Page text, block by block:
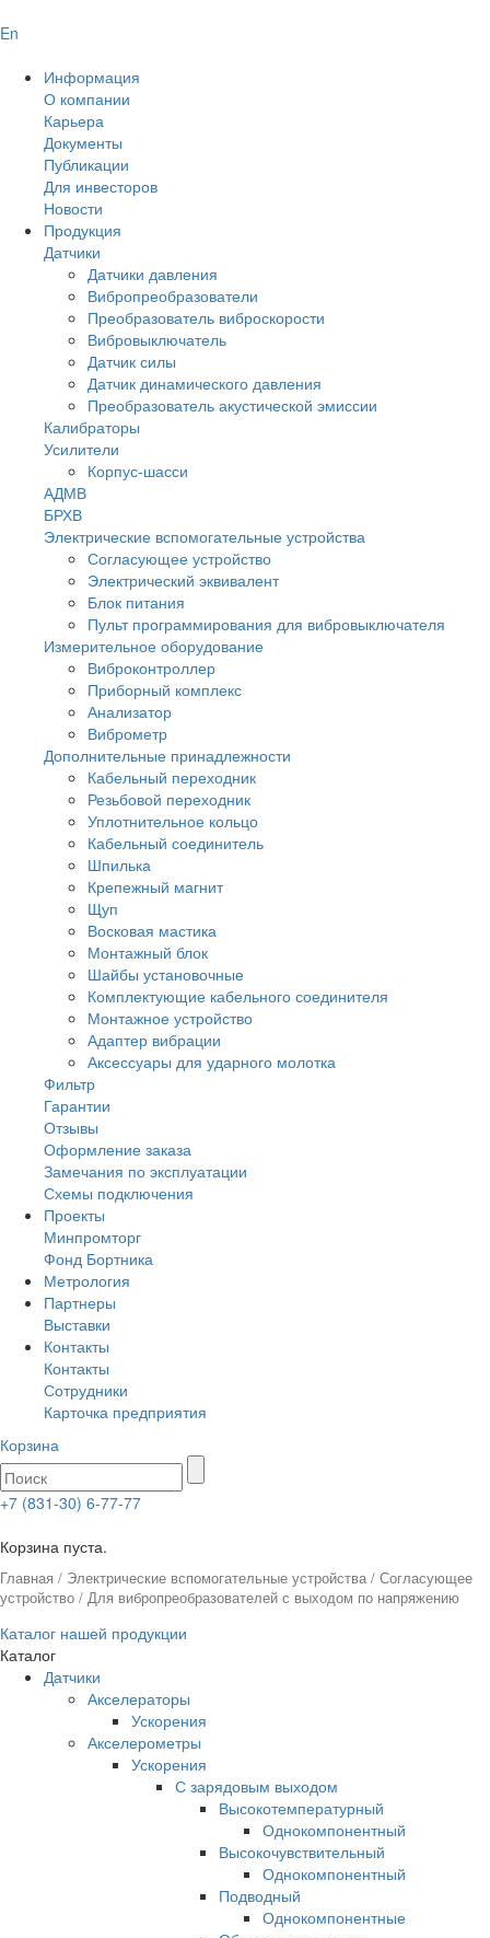
En
Информация
О компании
Карьера
Документы
Публикации
Для инвесторов
Новости
Продукция
Датчики
Датчики давления
Вибропреобразователи
Преобразователь виброскорости
Вибровыключатель
Датчик силы
Датчик динамического давления
Преобразователь акустической эмиссии
Калибраторы
Усилители
Корпус-шасси
АДМВ
БРХВ
Электрические вспомогательные устройства
Согласующее устройство
Электрический эквивалент
Блок питания
Пульт программирования для вибровыключателя
Измерительное оборудование
Виброконтроллер
Приборный комплекс
Анализатор
Виброметр
Дополнительные принадлежности
Кабельный переходник
Резьбовой переходник
Уплотнительное кольцо
Кабельный соединитель
Шпилька
Крепежный магнит
Щуп
Восковая мастика
Монтажный блок
Шайбы установочные
Комплектующие кабельного соединителя
Монтажное устройство
Адаптер вибрации
Аксессуары для ударного молотка
Фильтр
Гарантии
Отзывы
Оформление заказа
Замечания по эксплуатации
Схемы подключения
Проекты
Минпромторг
Фонд Бортника
Метрология
Партнеры
Выставки
Контакты
Контакты
Сотрудники
Карточка предприятия
Корзина
+7 (831-30) 6-77-77
Корзина пуста.
Главная / Электрические вспомогательные устройства / Согласующее
устройство / Для вибропреобразователей с выходом по напряжению
Каталог нашей продукции
Каталог
Датчики
Акселераторы
Ускорения
Акселерометры
Ускорения
С зарядовым выходом
Высокотемпературный
Однокомпонентный
Высокочувствительный
Однокомпонентный
Подводный
Однокомпонентные